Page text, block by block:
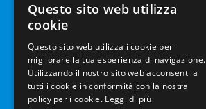
Questo sito web utilizza
cookie
Questo sito web utilizza i cookie per
migliorare la tua esperienza di navigazione.
Utilizzando il nostro sito web acconsenti a
tutti i cookie in conformità con la nostra
policy per i cookie. Leggi di più